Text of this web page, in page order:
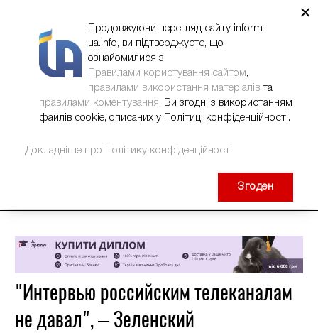
"Интервью российским телеканалам
не давал", – Зеленский
×
Продовжуючи перегляд сайту inform-
ua.info, ви підтверджуєте, що
ознайомилися з
Правилами користування сайтом,
правилами використання матеріалів та
правилами коментування. Ви згодні з використанням
файлів cookie, описаних у Політиці конфіденційності.
Докладніше про Політику конфіденційності
Згоден